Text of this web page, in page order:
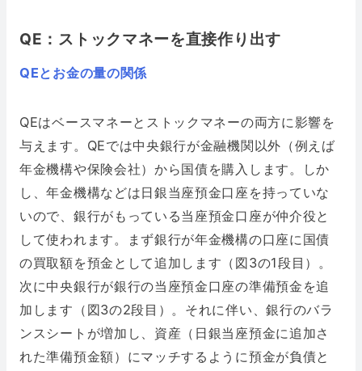
QE：ストックマネーを直接作り出す
QEとお金の量の関係
QEはベースマネーとストックマネーの両方に影響を
与えます。QEでは中央銀行が金融機関以外（例えば
年金機構や保険会社）から国債を購入します。しか
し、年金機構などは日銀当座預金口座を持っていな
いので、銀行がもっている当座預金口座が仲介役と
して使われます。まず銀行が年金機構の口座に国債
の買取額を預金として追加します（図3の1段目）。
次に中央銀行が銀行の当座預金口座の準備預金を追
加します（図3の2段目）。それに伴い、銀行のバラ
ンスシートが増加し、資産（日銀当座預金に追加さ
れた準備預金額）にマッチするように預金が負債と